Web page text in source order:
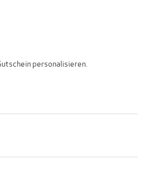
personalisieren.